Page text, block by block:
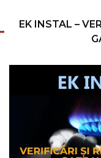
EK INSTAL –